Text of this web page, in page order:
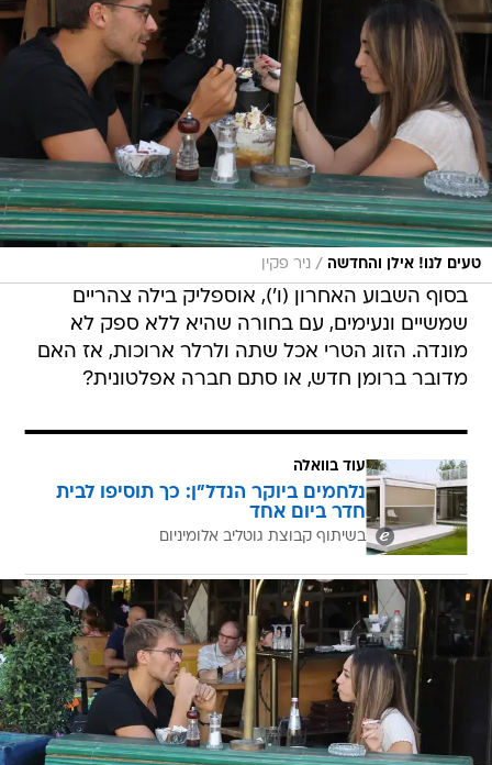
טעים לנו! אילן והחדשה / ניר פקין
בסוף השבוע האחרון (ו'), אוספליק בילה צהריים
שמשיים ונעימים, עם בחורה שהיא ללא ספק לא
מונדה. הזוג הטרי אכל שתה ולרלר ארוכות, אז האם
מדובר ברומן חדש, או סתם חברה אפלטונית?
עוד בוואלה
נלחמים ביוקר הנדל"ן: כך תוסיפו לבית
חדר ביום אחד
בשיתוף קבוצת גוטליב אלומיניום